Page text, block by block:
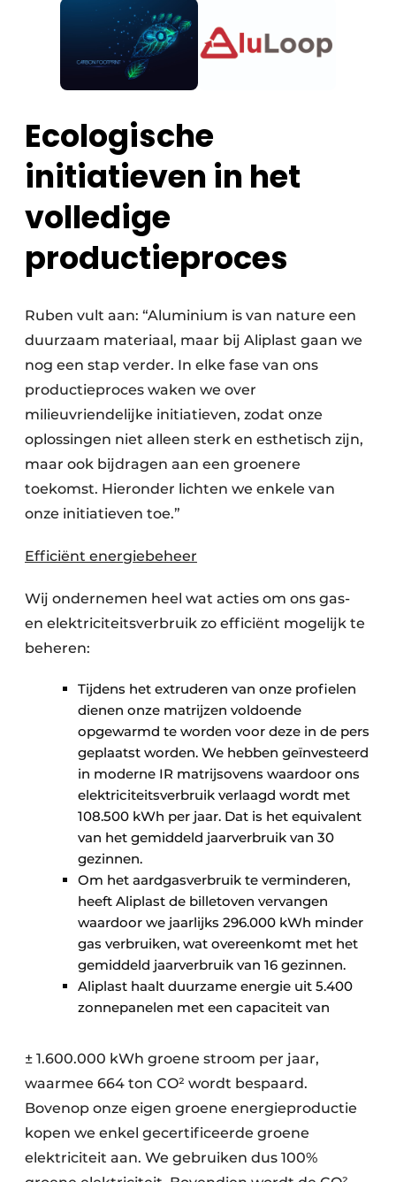
Ecologische
initiatieven in het
volledige
productieproces
Ruben vult aan: “Aluminium is van nature een
duurzaam materiaal, maar bij Aliplast gaan we
nog een stap verder. In elke fase van ons
productieproces waken we over
milieuvriendelijke initiatieven, zodat onze
oplossingen niet alleen sterk en esthetisch zijn,
maar ook bijdragen aan een groenere
toekomst. Hieronder lichten we enkele van
onze initiatieven toe.”
Efficiënt energiebeheer
Wij ondernemen heel wat acties om ons gas-
en elektriciteitsverbruik zo efficiënt mogelijk te
beheren:
Tijdens het extruderen van onze profielen
dienen onze matrijzen voldoende
opgewarmd te worden voor deze in de pers
geplaatst worden. We hebben geïnvesteerd
in moderne IR matrijsovens waardoor ons
elektriciteitsverbruik verlaagd wordt met
108.500 kWh per jaar. Dat is het equivalent
van het gemiddeld jaarverbruik van 30
gezinnen.
Om het aardgasverbruik te verminderen,
heeft Aliplast de billetoven vervangen
waardoor we jaarlijks 296.000 kWh minder
gas verbruiken, wat overeenkomt met het
gemiddeld jaarverbruik van 16 gezinnen.
Aliplast haalt duurzame energie uit 5.400
zonnepanelen met een capaciteit van
± 1.600.000 kWh groene stroom per jaar,
waarmee 664 ton CO² wordt bespaard.
Bovenop onze eigen groene energieproductie
kopen we enkel gecertificeerde groene
elektriciteit aan. We gebruiken dus 100%